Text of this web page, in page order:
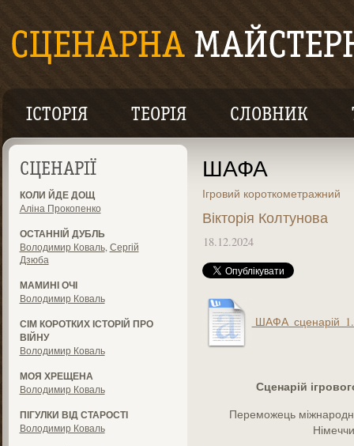
ІСТОРІЯ ТЕОРІЯ СЛОВНИК
СЦЕНАРІЇ
КОЛИ ЙДЕ ДОЩ
Аліна Прокопенко
ОСТАННІЙ ДУБЛЬ
Володимир Коваль, Сергій
Дзюба
МАМИНІ ОЧІ
Володимир Коваль
СІМ КОРОТКИХ ІСТОРІЙ ПРО
ВІЙНУ
Володимир Коваль
МОЯ ХРЕЩЕНА
Володимир Коваль
ПІГУЛКИ ВІД СТАРОСТІ
Володимир Коваль
ШАФА
Ігровий короткометражний
Вікторія Колтунова
18.12.2024
Сценарій
Переможець